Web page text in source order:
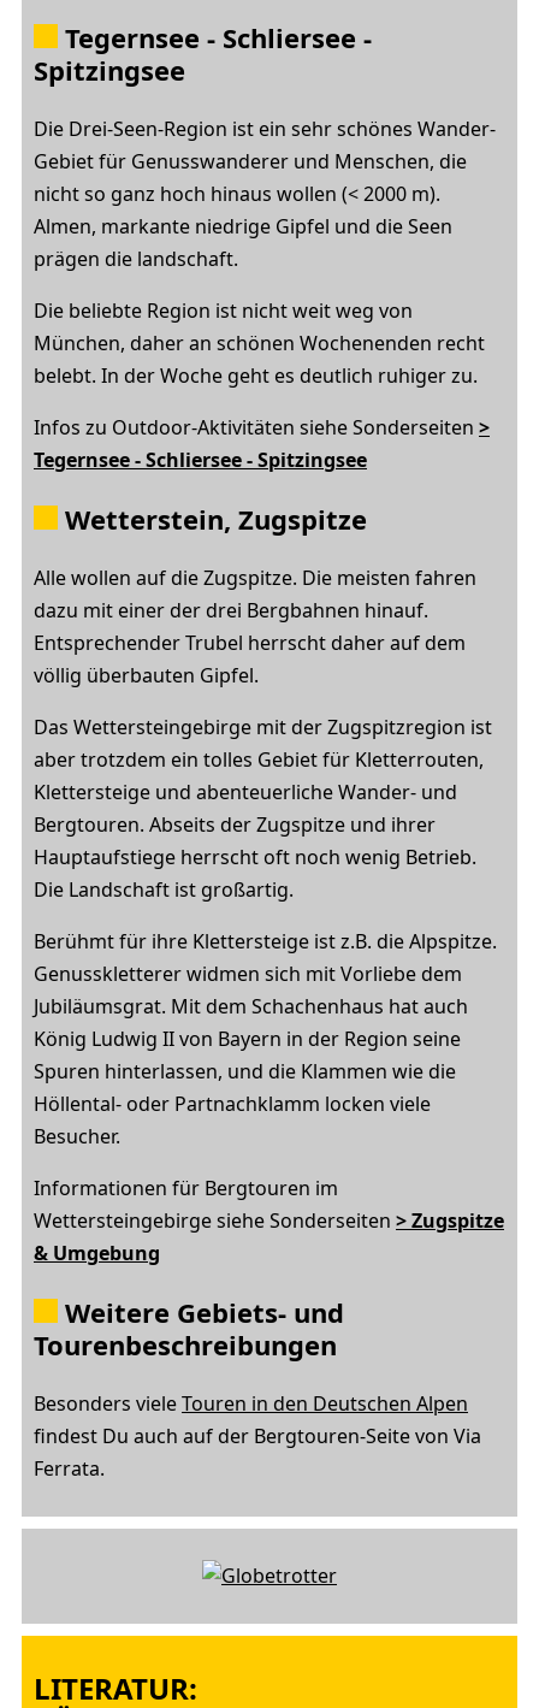
Tegernsee - Schliersee -
Spitzingsee
Die Drei-Seen-Region ist ein sehr schönes Wander-
Gebiet für Genusswanderer und Menschen, die
nicht so ganz hoch hinaus wollen (< 2000 m).
Almen, markante niedrige Gipfel und die Seen
prägen die landschaft.
Die beliebte Region ist nicht weit weg von
München, daher an schönen Wochenenden recht
belebt. In der Woche geht es deutlich ruhiger zu.
Infos zu Outdoor-Aktivitäten siehe Sonderseiten >
Tegernsee - Schliersee - Spitzingsee
Wetterstein, Zugspitze
Alle wollen auf die Zugspitze. Die meisten fahren
dazu mit einer der drei Bergbahnen hinauf.
Entsprechender Trubel herrscht daher auf dem
völlig überbauten Gipfel.
Das Wettersteingebirge mit der Zugspitzregion ist
aber trotzdem ein tolles Gebiet für Kletterrouten,
Klettersteige und abenteuerliche Wander- und
Bergtouren. Abseits der Zugspitze und ihrer
Hauptaufstiege herrscht oft noch wenig Betrieb.
Die Landschaft ist großartig.
Berühmt für ihre Klettersteige ist z.B. die Alpspitze.
Genusskletterer widmen sich mit Vorliebe dem
Jubiläumsgrat. Mit dem Schachenhaus hat auch
König Ludwig II von Bayern in der Region seine
Spuren hinterlassen, und die Klammen wie die
Höllental- oder Partnachklamm locken viele
Besucher.
Informationen für Bergtouren im
Wettersteingebirge siehe Sonderseiten > Zugspitze
& Umgebung
Weitere Gebiets- und
Tourenbeschreibungen
Besonders vieleTouren in den Deutschen Alpen
findest Du auch auf der Bergtouren-Seite von Via
Ferrata.
LITERATUR: